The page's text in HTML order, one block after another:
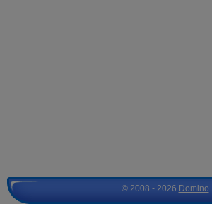
© 2008 - 2026 Domino